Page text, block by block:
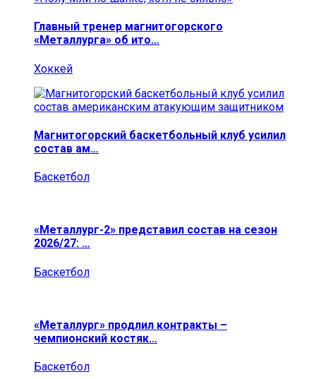
Главный тренер магнитогорского
«Металлурга» об ито…
Хоккей
Магнитогорский баскетбольный клуб усилил
состав ам…
Баскетбол
«Металлург-2» представил состав на сезон
2026/27: …
Баскетбол
«Металлург» продлил контракты –
чемпионский костяк…
Баскетбол